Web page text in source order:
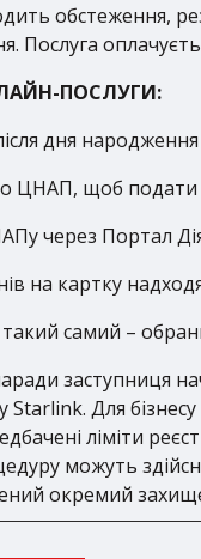
обстеження,
Послуга
ПОСЛУГИ:
дня
ЦНАП, щоб подати
через Портал
на картку
самий –
заступниця
Starlink. Для
ліміти
можуть
окремий